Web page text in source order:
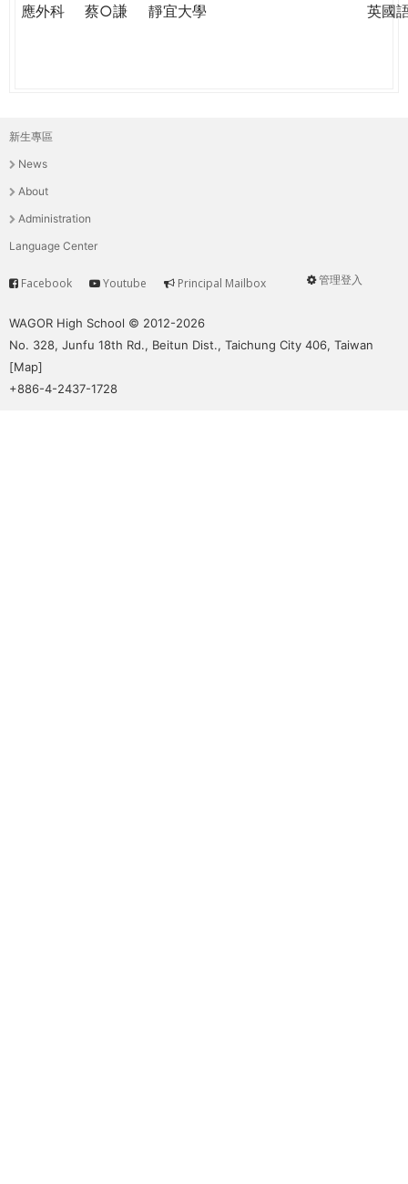
應外科
蔡○謙 靜宜大學 英國
主
選
單
新生專區
News
About
Administration
Language Center
User
管理登入
Service
Facebook Youtube Principal Mailbox
WAGOR High School © 2012-2026
No. 328, Junfu 18th Rd., Beitun Dist., Taichung City 406, Taiwan
[Map]
+886-4-2437-1728